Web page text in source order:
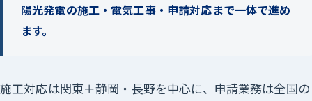
陽光発電の施工・電気工事・申請対応まで一体で進め
ます。
施工対応は関東＋静岡・長野を中心に、申請業務は全国の